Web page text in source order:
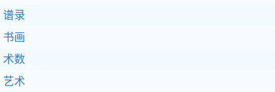
谱录
书画
术数
艺术